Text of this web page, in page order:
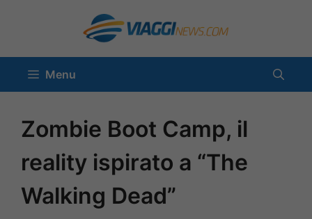
contenuto
Menu
Zombie Boot Camp, il
reality ispirato a “The
Walking Dead”